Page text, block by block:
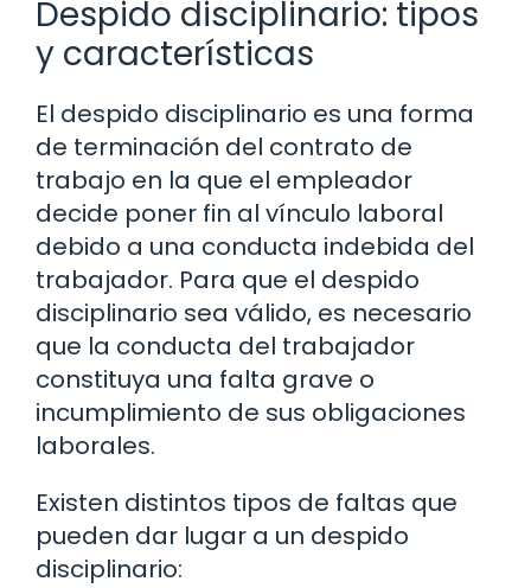
Despido disciplinario: tipos
y características
El despido disciplinario es una forma
de terminación del contrato de
trabajo en la que el empleador
decide poner fin al vínculo laboral
debido a una conducta indebida del
trabajador. Para que el despido
disciplinario sea válido, es necesario
que la conducta del trabajador
constituya una falta grave o
incumplimiento de sus obligaciones
laborales.
Existen distintos tipos de faltas que
pueden dar lugar a un despido
disciplinario: